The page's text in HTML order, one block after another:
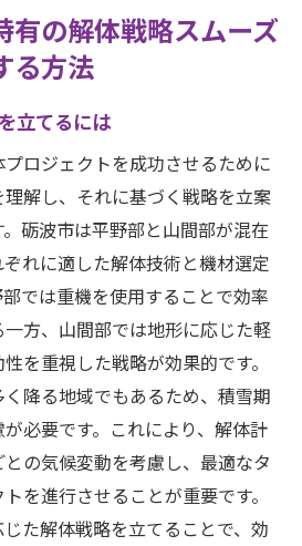
有の解体戦略スムーズ
る方法
立てるには
ロジェクトを成功させるために
解し、それに基づく戦略を立案
砺波市は平野部と山間部が混在
れに適した解体技術と機材選定
では重機を使用することで効率
方、山間部では地形に応じた軽
を重視した戦略が効果的です。
降る地域でもあるため、積雪期
必要です。これにより、解体計
の気候変動を考慮し、最適なタ
を進行させることが重要です。
た解体戦略を立てることで、効